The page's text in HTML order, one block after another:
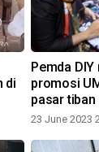
di
Pemda
promosi
pasar tiban
23 June 2023